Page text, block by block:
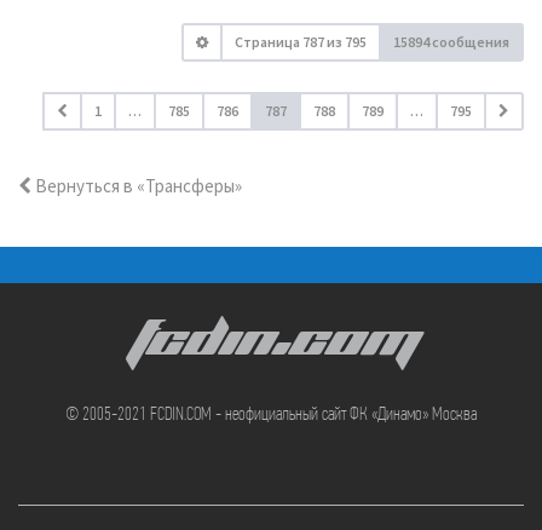
Страница 787из 795 15894 сообщения
1 … 785 786 787 788 789 … 795
Вернуться в «Трансферы»
FCDIN.COM
© 2005-2021 FCDIN.COM - неофициальный сайт ФК «Динамо» Москва